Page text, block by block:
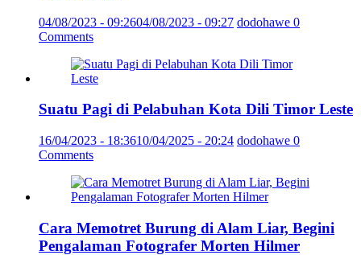
04/08/2023 - 09:2604/08/2023 - 09:27 dodohawe 0
Comments
Suatu Pagi di Pelabuhan Kota Dili Timor Leste
16/04/2023 - 18:3610/04/2025 - 20:24 dodohawe 0
Comments
Cara Memotret Burung di Alam Liar, Begini
Pengalaman Fotografer Morten Hilmer